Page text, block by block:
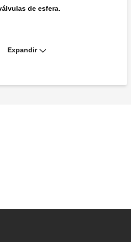
de esfera.
Expandir